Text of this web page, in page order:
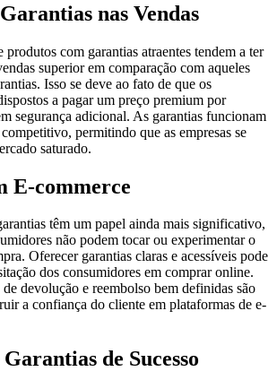
nas Vendas
produtos com garantias atraentes tendem a ter
superior em comparação com aqueles
Isso se deve ao fato de que os
a pagar um preço premium por
segurança adicional. As garantias funcionam
permitindo que as empresas se
saturado.
E-commerce
têm um papel ainda mais significativo,
não podem tocar ou experimentar o
Oferecer garantias claras e acessíveis pode
dos consumidores em comprar online.
devolução e reembolso bem definidas são
a confiança do cliente em plataformas de e-
de Sucesso